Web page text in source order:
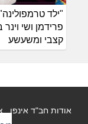
"ילד
פרידמן ושי
קצבי ומשעשע
אודות חב"ד אינפו